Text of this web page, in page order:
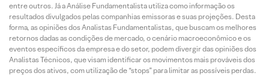
entre outros. Já a Análise Fundamentalista utiliza como informação os
resultados divulgados pelas companhias emissoras e suas projeções. Desta
forma, as opiniões dos Analistas Fundamentalistas, que buscam os melhores
retornos dadas as condições de mercado, o cenário macroeconômico e os
eventos específicos da empresa e do setor, podem divergir das opiniões dos
Analistas Técnicos, que visam identificar os movimentos mais prováveis dos
preços dos ativos, com utilização de “stops” para limitar as possíveis perdas.